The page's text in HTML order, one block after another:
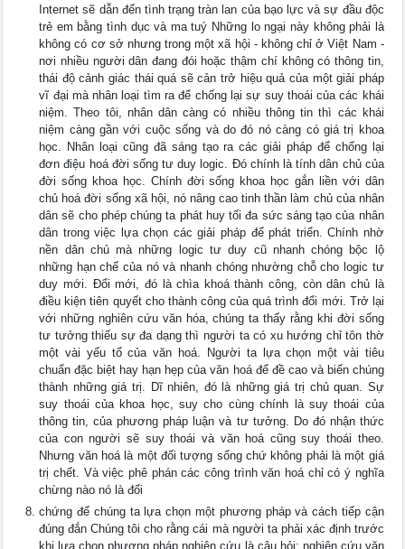
Internet sẽ dẫn đến tình trạng tràn lan của bạo lực và sự đầu độc
trẻ em bằng tình dục và ma tuý Những lo ngại này không phải là
không có cơ sở nhưng trong một xã hội - không chỉ ở Việt Nam -
nơi nhiều người dân đang đói hoặc thậm chí không có thông tin,
thái độ cảnh giác thái quá sẽ cản trở hiệu quả của một giải pháp
vĩ đại mà nhân loại tìm ra để chống lại sự suy thoái của các khái
niệm. Theo tôi, nhân dân càng có nhiều thông tin thì các khái
niệm càng gần với cuộc sống và do đó nó càng có giá trị khoa
học. Nhân loại cũng đã sáng tạo ra các giải pháp để chống lại
đơn điệu hoá đời sống tư duy logic. Đó chính là tính dân chủ của
đời sống khoa học. Chính đời sống khoa học gắn liền với dân
chủ hoá đời sống xã hội, nó nâng cao tinh thần làm chủ của nhân
dân sẽ cho phép chúng ta phát huy tối đa sức sáng tạo của nhân
dân trong việc lựa chọn các giải pháp để phát triển. Chính nhờ
nền dân chủ mà những logic tư duy cũ nhanh chóng bộc lộ
những hạn chế của nó và nhanh chóng nhường chỗ cho logic tư
duy mới. Đổi mới, đó là chìa khoá thành công, còn dân chủ là
điều kiện tiên quyết cho thành công của quá trình đổi mới. Trở lại
với những nghiên cứu văn hóa, chúng ta thấy rằng khi đời sống
tư tưởng thiếu sự đa dạng thì người ta có xu hướng chỉ tôn thờ
một vài yếu tố của văn hoá. Người ta lựa chọn một vài tiêu
chuẩn đặc biệt hay hạn hẹp của văn hoá để đề cao và biến chúng
thành những giá trị. Dĩ nhiên, đó là những giá trị chủ quan. Sự
suy thoái của khoa học, suy cho cùng chính là suy thoái của
thông tin, của phương pháp luận và tư tưởng. Do đó nhận thức
của con người sẽ suy thoái và văn hoá cũng suy thoái theo.
Nhưng văn hoá là một đối tượng sống chứ không phải là một giá
trị chết. Và việc phê phán các công trình văn hoá chỉ có ý nghĩa
chừng nào nó là đối
chứng để chúng ta lựa chọn một phương pháp và cách tiếp cận
đúng đắn Chúng tôi cho rằng cái mà người ta phải xác định trước
khi lựa chọn phương pháp nghiên cứu là câu hỏi: nghiên cứu văn